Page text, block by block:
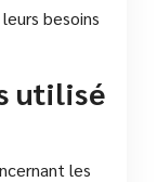
besoins
utilisé
les